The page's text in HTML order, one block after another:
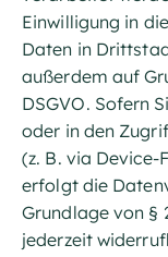
Einwilligung in
Daten in
außerdem auf
DSGVO. Sofern
oder in den
(z. B. via
erfolgt die
Grundlage von §
jederzeit